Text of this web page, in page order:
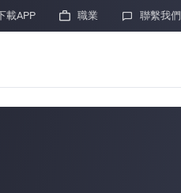
載APP  職業  聯繫我們